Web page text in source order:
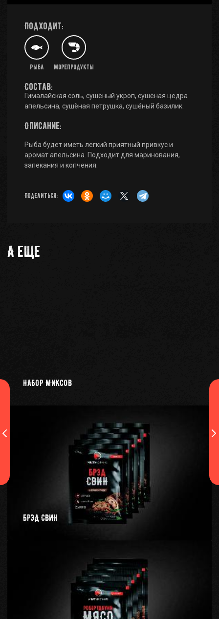
Подходит:
Рыба Морепродукты
Состав:
Гималайская соль, сушёный укроп, сушёная цедра
апельсина, сушёная петрушка, сушёный базилик.
Описание:
Рыба будет иметь легкий приятный привкус и
аромат апельсина. Подходит для маринования,
запекания и копчения.
Поделиться:
А еще
НАБОР МИКСОВ
БРЭД СВИН